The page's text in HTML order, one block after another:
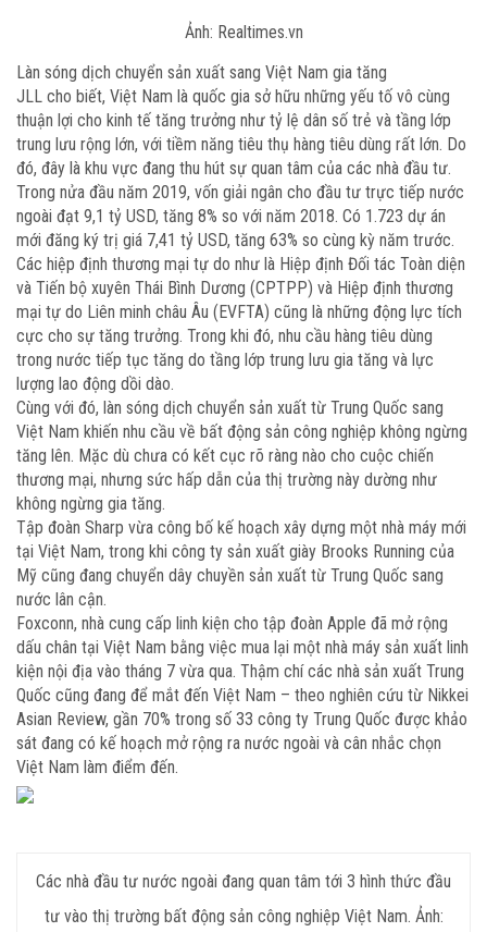
Ảnh: Realtimes.vn
Làn sóng dịch chuyển sản xuất sang Việt Nam gia tăng
JLL cho biết, Việt Nam là quốc gia sở hữu những yếu tố vô cùng
thuận lợi cho kinh tế tăng trưởng như tỷ lệ dân số trẻ và tầng lớp
trung lưu rộng lớn, với tiềm năng tiêu thụ hàng tiêu dùng rất lớn. Do
đó, đây là khu vực đang thu hút sự quan tâm của các nhà đầu tư.
Trong nửa đầu năm 2019, vốn giải ngân cho đầu tư trực tiếp nước
ngoài đạt 9,1 tỷ USD, tăng 8% so với năm 2018. Có 1.723 dự án
mới đăng ký trị giá 7,41 tỷ USD, tăng 63% so cùng kỳ năm trước.
Các hiệp định thương mại tự do như là Hiệp định Đối tác Toàn diện
và Tiến bộ xuyên Thái Bình Dương (CPTPP) và Hiệp định thương
mại tự do Liên minh châu Âu (EVFTA) cũng là những động lực tích
cực cho sự tăng trưởng. Trong khi đó, nhu cầu hàng tiêu dùng
trong nước tiếp tục tăng do tầng lớp trung lưu gia tăng và lực
lượng lao động dồi dào.
Cùng với đó, làn sóng dịch chuyển sản xuất từ Trung Quốc sang
Việt Nam khiến nhu cầu về bất động sản công nghiệp không ngừng
tăng lên. Mặc dù chưa có kết cục rõ ràng nào cho cuộc chiến
thương mại, nhưng sức hấp dẫn của thị trường này dường như
không ngừng gia tăng.
Tập đoàn Sharp vừa công bố kế hoạch xây dựng một nhà máy mới
tại Việt Nam, trong khi công ty sản xuất giày Brooks Running của
Mỹ cũng đang chuyển dây chuyền sản xuất từ Trung Quốc sang
nước lân cận.
Foxconn, nhà cung cấp linh kiện cho tập đoàn Apple đã mở rộng
dấu chân tại Việt Nam bằng việc mua lại một nhà máy sản xuất linh
kiện nội địa vào tháng 7 vừa qua. Thậm chí các nhà sản xuất Trung
Quốc cũng đang để mắt đến Việt Nam – theo nghiên cứu từ Nikkei
Asian Review, gần 70% trong số 33 công ty Trung Quốc được khảo
sát đang có kế hoạch mở rộng ra nước ngoài và cân nhắc chọn
Việt Nam làm điểm đến.
Các nhà đầu tư nước ngoài đang quan tâm tới 3 hình thức đầu
tư vào thị trường bất động sản công nghiệp Việt Nam. Ảnh: